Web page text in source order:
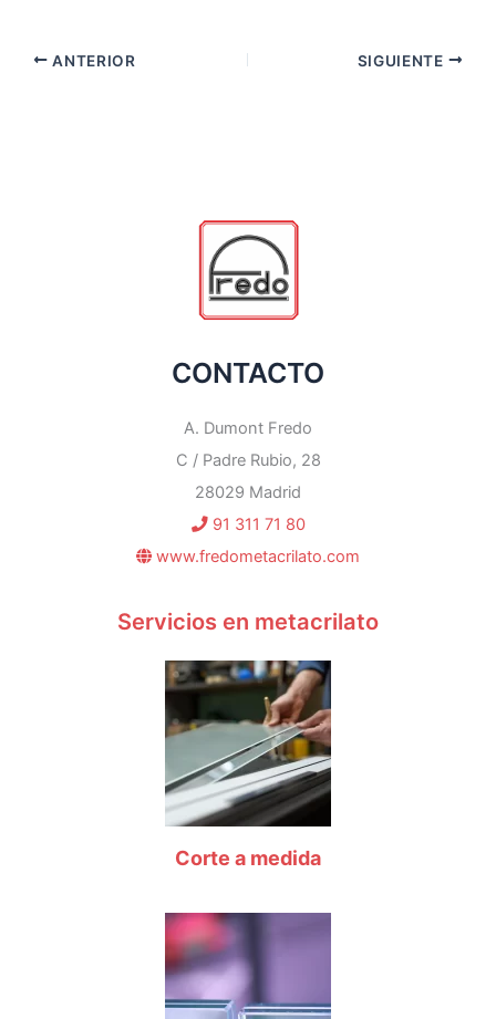
ANTERIOR SIGUIENTE
CONTACTO
A. Dumont Fredo
C / Padre Rubio, 28
28029 Madrid
91 311 71 80
www.fredometacrilato.com
Servicios en metacrilato
Corte a medida